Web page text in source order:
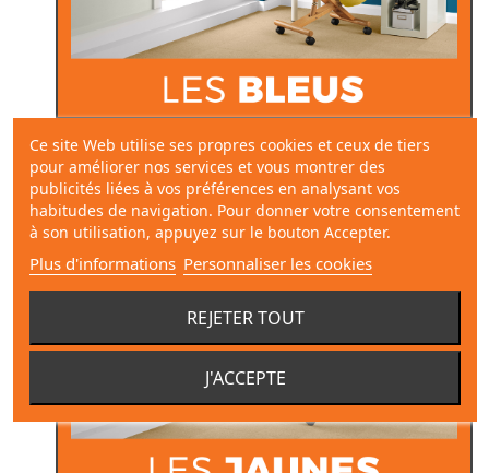
Ce site Web utilise ses propres cookies et ceux de tiers
pour améliorer nos services et vous montrer des
publicités liées à vos préférences en analysant vos
habitudes de navigation. Pour donner votre consentement
à son utilisation, appuyez sur le bouton Accepter.
Plus d'informations Personnaliser les cookies
REJETER TOUT
J'ACCEPTE